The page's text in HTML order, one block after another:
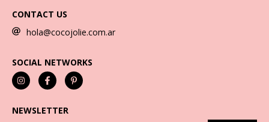
CONTACT US
hola@cocojolie.com.ar
SOCIAL NETWORKS
NEWSLETTER